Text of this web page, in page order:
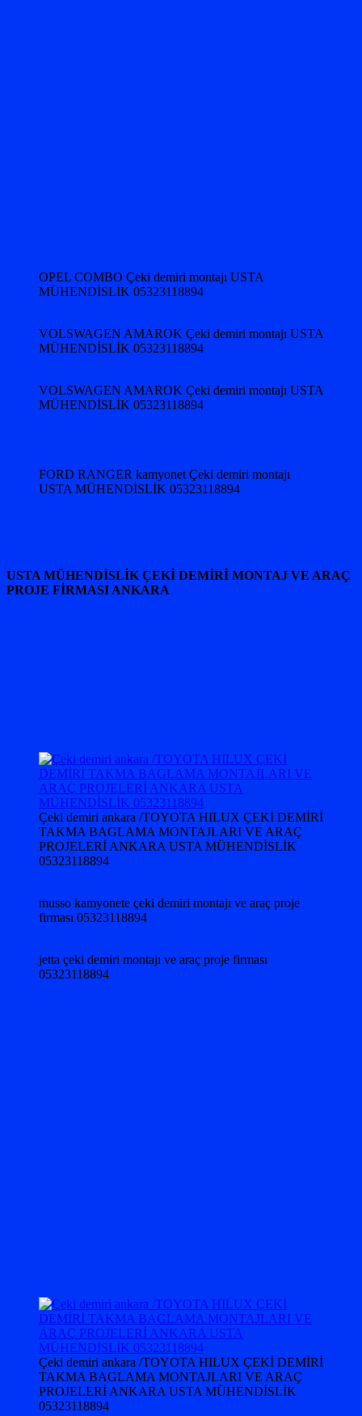
OPEL COMBO Çeki demiri montajı USTA
MÜHENDİSLİK 05323118894
VOLSWAGEN AMAROK Çeki demiri montajı USTA
MÜHENDİSLİK 05323118894
VOLSWAGEN AMAROK Çeki demiri montajı USTA
MÜHENDİSLİK 05323118894
FORD RANGER kamyonet Çeki demiri montajı
USTA MÜHENDİSLİK 05323118894
USTA MÜHENDİSLİK ÇEKİ DEMİRİ MONTAJ VE ARAÇ
PROJE FİRMASI ANKARA
Çeki demiri ankara /TOYOTA HILUX ÇEKİ DEMİRİ
TAKMA BAGLAMA MONTAJLARI VE ARAÇ
PROJELERİ ANKARA USTA MÜHENDİSLİK
05323118894
musso kamyonete çeki demiri montajı ve araç proje
firması 05323118894
jetta çeki demiri montajı ve araç proje firması
05323118894
Çeki demiri ankara /TOYOTA HILUX ÇEKİ DEMİRİ
TAKMA BAGLAMA MONTAJLARI VE ARAÇ
PROJELERİ ANKARA USTA MÜHENDİSLİK
05323118894